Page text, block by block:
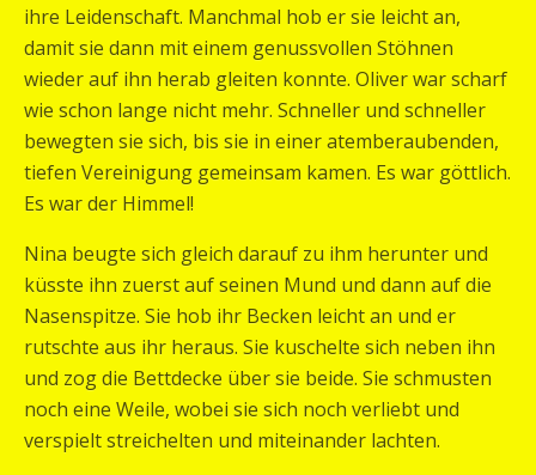
ihre Leidenschaft. Manchmal hob er sie leicht an,
damit sie dann mit einem genussvollen Stöhnen
wieder auf ihn herab gleiten konnte. Oliver war scharf
wie schon lange nicht mehr. Schneller und schneller
bewegten sie sich, bis sie in einer atemberaubenden,
tiefen Vereinigung gemeinsam kamen. Es war göttlich.
Es war der Himmel!
Nina beugte sich gleich darauf zu ihm herunter und
küsste ihn zuerst auf seinen Mund und dann auf die
Nasenspitze. Sie hob ihr Becken leicht an und er
rutschte aus ihr heraus. Sie kuschelte sich neben ihn
und zog die Bettdecke über sie beide. Sie schmusten
noch eine Weile, wobei sie sich noch verliebt und
verspielt streichelten und miteinander lachten.